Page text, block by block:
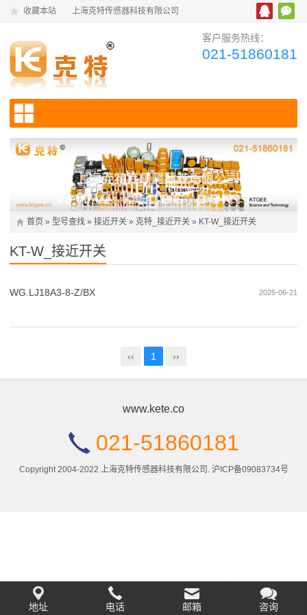
收藏本站 上海克特传感器科技有限公司
客户服务热线：
021-51860181
首页 » 型号查找 » 接近开关 » 克特_接近开关 » KT-W_接近开关
KT-W_接近开关
2025-06-21
WG.LJ18A3-8-Z/BX
‹‹ 1 ››
www.kete.co
021-51860181
Copyright 2004-2022 上海克特传感器科技有限公司. 沪ICP备09083734号
地址 电话 邮箱 咨询